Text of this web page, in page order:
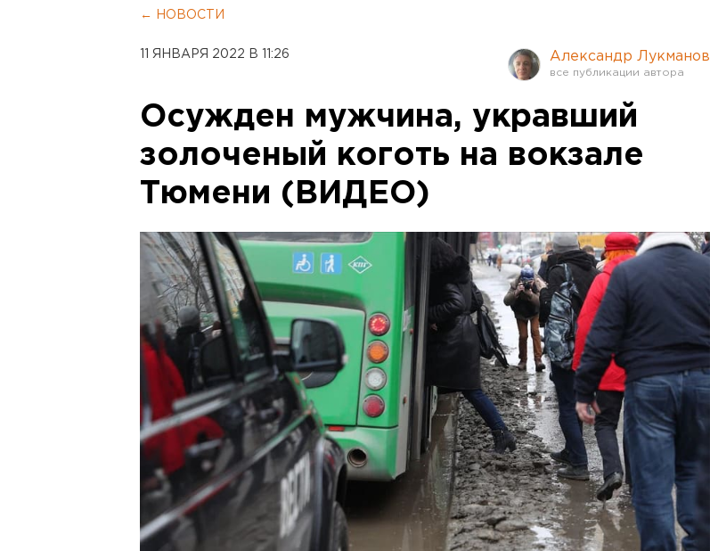
← НОВОСТИ
11 ЯНВАРЯ 2022 В 11:26 Александр Лукманов
Осужден мужчина, укравший
золоченый коготь на вокзале
Тюмени (ВИДЕО)